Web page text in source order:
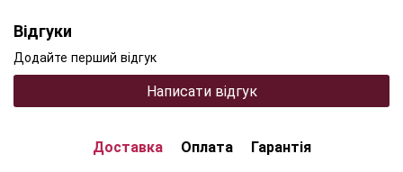
Відгуки
Додайте перший відгук
Написати відгук
Доставка Оплата Гарантія